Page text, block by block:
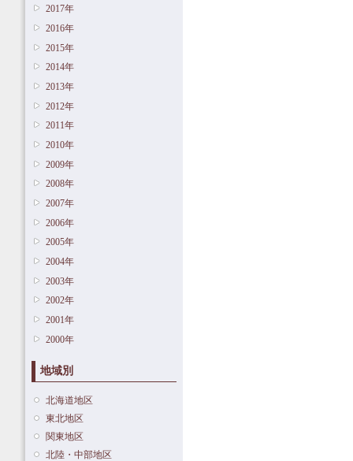
2017年
2016年
2015年
2014年
2013年
2012年
2011年
2010年
2009年
2008年
2007年
2006年
2005年
2004年
2003年
2002年
2001年
2000年
地域別
北海道地区
東北地区
関東地区
北陸・中部地区